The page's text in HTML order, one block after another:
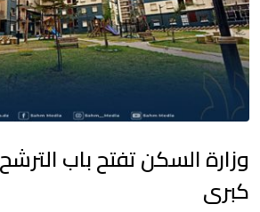
وزارة السكن تفتح باب
كبرى